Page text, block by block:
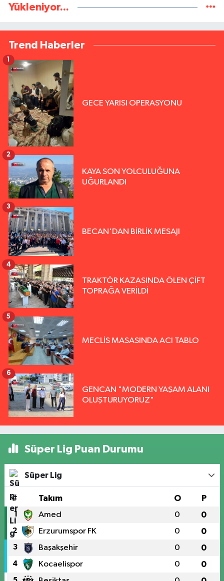
Yükleniyor...
Trend Haberler
GECE YARISI OPERASYONU
KAYA SON YOLCULUĞUNA
UĞURLANDI
2
BECAN'DAN BİRLİK MESAJI
3
TRAKTÖR KAZASINDA ÖLEN ÇİFT
TOPRAĞA VERİLDİ
4
MECLİS MASASINDA ACI TABLO
5
GENCAN "MODERN YAŞAM ALANI
OLUŞTURUYORUZ"
6
Süper Lig Puan Durumu
Süper Lig
# Takım O P
1 Amed 0 0
2 Erzurumspor FK 0 0
3 Başakşehir 0 0
4 Kocaelispor 0 0